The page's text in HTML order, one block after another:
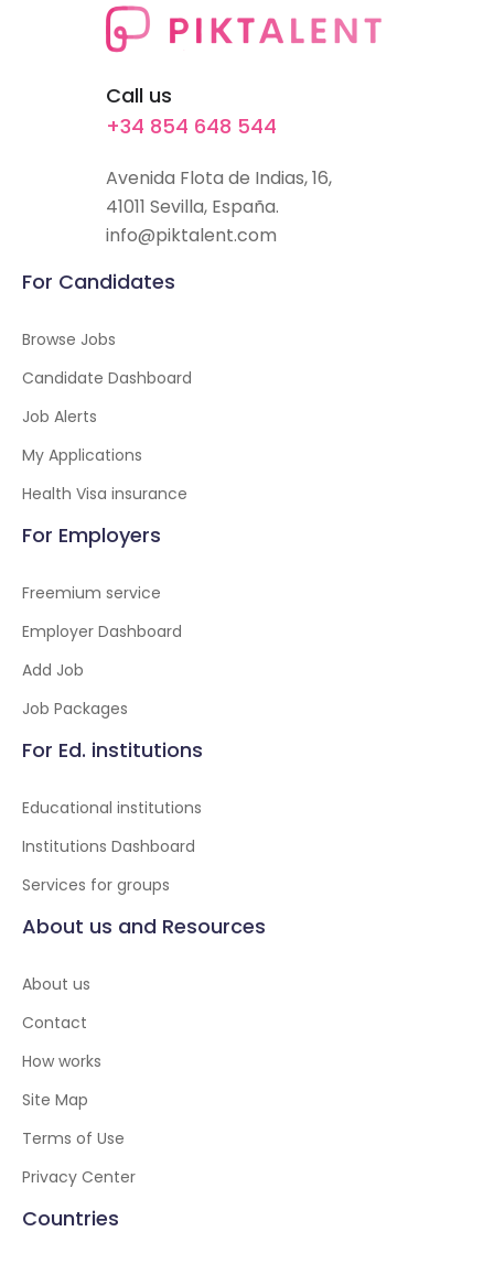
Call us
+34 854 648 544
Avenida Flota de Indias, 16,
41011 Sevilla, España.
info@piktalent.com
For Candidates
Browse Jobs
Candidate Dashboard
Job Alerts
My Applications
Health Visa insurance
For Employers
Freemium service
Employer Dashboard
Add Job
Job Packages
For Ed. institutions
Educational institutions
Institutions Dashboard
Services for groups
About us and Resources
About us
Contact
How works
Site Map
Terms of Use
Privacy Center
Countries